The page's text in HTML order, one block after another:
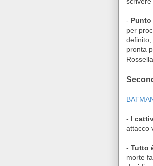
- Punto
per
pronta
- I
attacco
- Tutto
morte